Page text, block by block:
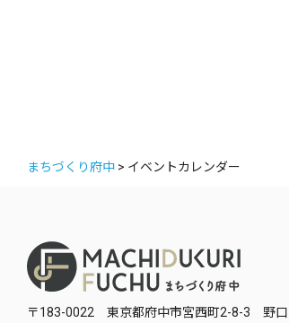
まちづくり府中 > イベントカレンダー
〒183-0022 東京都府中市宮西町2-8-3 野口